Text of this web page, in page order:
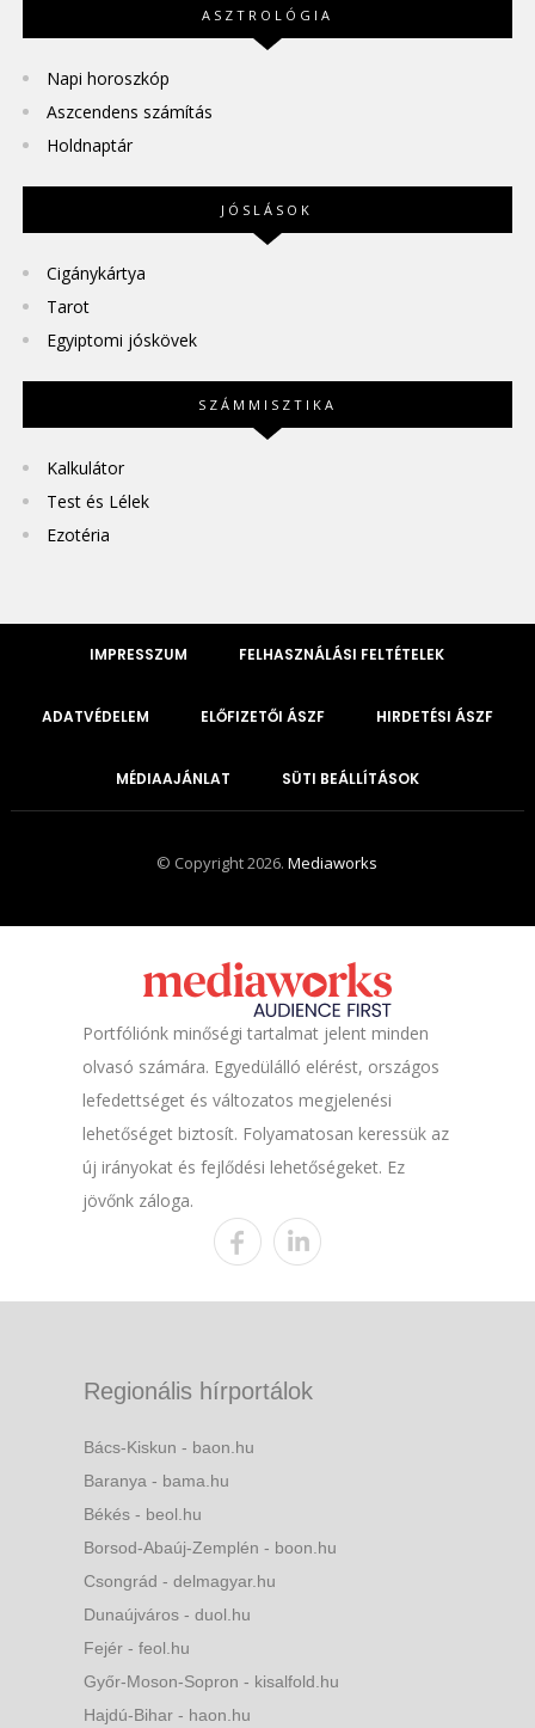
ASZTROLÓGIA
Napi horoszkóp
Aszcendens számítás
Holdnaptár
JÓSLÁSOK
Cigánykártya
Tarot
Egyiptomi jóskövek
SZÁMMISZTIKA
Kalkulátor
Test és Lélek
Ezotéria
IMPRESSZUM FELHASZNÁLÁSI FELTÉTELEK
ADATVÉDELEM ELŐFIZETŐI ÁSZF HIRDETÉSI ÁSZF
MÉDIAAJÁNLAT SÜTI BEÁLLÍTÁSOK
© Copyright 2026.Mediaworks
Portfóliónk minőségi tartalmat jelent minden
olvasó számára. Egyedülálló elérést, országos
lefedettséget és változatos megjelenési
lehetőséget biztosít. Folyamatosan keressük az
új irányokat és fejlődési lehetőségeket. Ez
jövőnk záloga.
Regionális hírportálok
Bács-Kiskun - baon.hu
Baranya - bama.hu
Békés - beol.hu
Borsod-Abaúj-Zemplén - boon.hu
Csongrád - delmagyar.hu
Dunaújváros - duol.hu
Fejér - feol.hu
Győr-Moson-Sopron - kisalfold.hu
Hajdú-Bihar - haon.hu